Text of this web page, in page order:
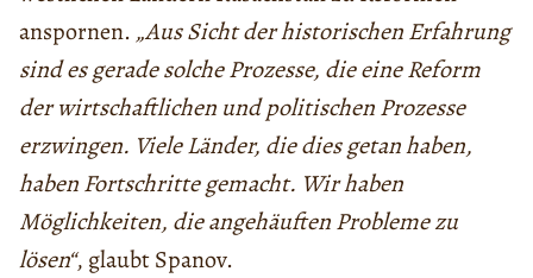
anspornen. „Aus Sicht der historischen Erfahrung
sind es gerade solche Prozesse, die eine Reform
der wirtschaftlichen und politischen Prozesse
erzwingen. Viele Länder, die dies getan haben,
haben Fortschritte gemacht. Wir haben
Möglichkeiten, die angehäuften Probleme zu
lösen“, glaubt Spanov.